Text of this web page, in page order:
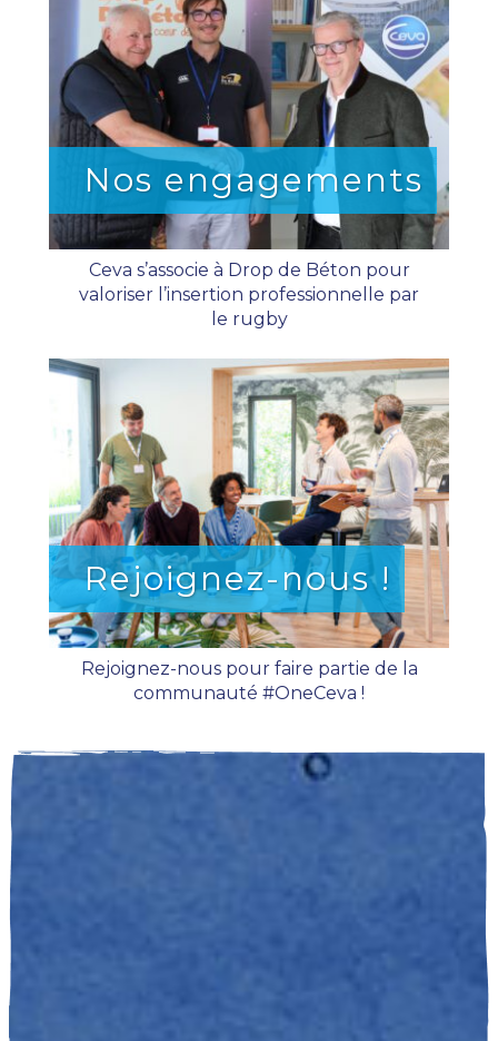
Nos engagements
Ceva s’associe à Drop de Béton pour
valoriser l’insertion professionnelle par
le rugby
Rejoignez-nous !
Rejoignez-nous pour faire partie de la
communauté #OneCeva !